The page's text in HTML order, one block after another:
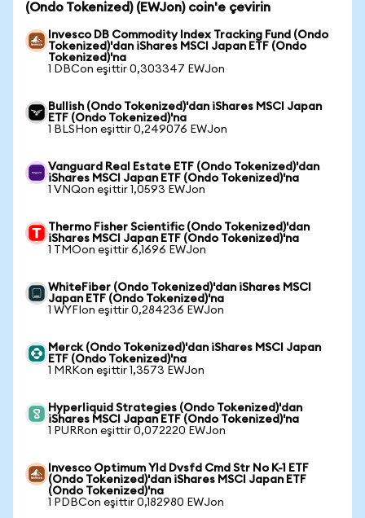
(Ondo Tokenized) (EWJon) coin'e çevirin
Invesco DB Commodity Index Tracking Fund (Ondo
Tokenized)'dan iShares MSCI Japan ETF (Ondo
Tokenized)'na
1 DBCon eşittir 0,303347 EWJon
Bullish (Ondo Tokenized)'dan iShares MSCI Japan
ETF (Ondo Tokenized)'na
1 BLSHon eşittir 0,249076 EWJon
Vanguard Real Estate ETF (Ondo Tokenized)'dan
iShares MSCI Japan ETF (Ondo Tokenized)'na
1 VNQon eşittir 1,0593 EWJon
Thermo Fisher Scientific (Ondo Tokenized)'dan
iShares MSCI Japan ETF (Ondo Tokenized)'na
1 TMOon eşittir 6,1696 EWJon
WhiteFiber (Ondo Tokenized)'dan iShares MSCI
Japan ETF (Ondo Tokenized)'na
1 WYFIon eşittir 0,284236 EWJon
Merck (Ondo Tokenized)'dan iShares MSCI Japan
ETF (Ondo Tokenized)'na
1 MRKon eşittir 1,3573 EWJon
Hyperliquid Strategies (Ondo Tokenized)'dan
iShares MSCI Japan ETF (Ondo Tokenized)'na
1 PURRon eşittir 0,072220 EWJon
Invesco Optimum Yld Dvsfd Cmd Str No K-1 ETF
(Ondo Tokenized)'dan iShares MSCI Japan ETF
(Ondo Tokenized)'na
1 PDBCon eşittir 0,182980 EWJon